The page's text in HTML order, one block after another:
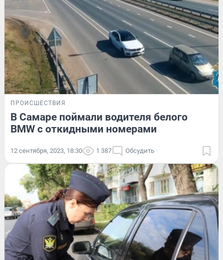
ПРОИСШЕСТВИЯ
В Самаре поймали водителя белого
BMW с откидными номерами
12 сентября, 2023, 18:30 1 387 Обсудить